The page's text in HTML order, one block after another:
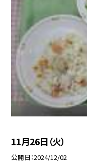
11月26日（火）
公開日 2024/12/02